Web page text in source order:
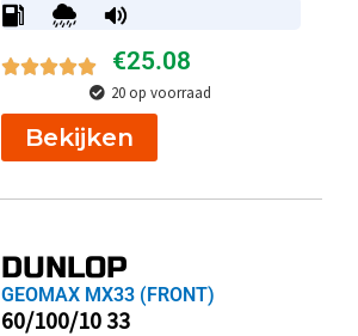
€25.08
20 op voorraad
Bekijken
DUNLOP
GEOMAX MX33 (FRONT)
60/100/10 33